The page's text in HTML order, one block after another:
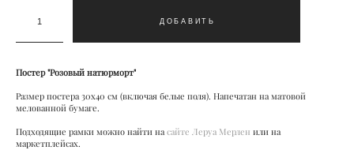
ДОБАВИТЬ
Постер "Розовый натюрморт"
Размер постера 30х40 см (включая белые поля). Напечатан на матовой
мелованной бумаге.
Подходящие рамки можно найти насайте Леруа Мерлен или на
маркетплейсах.